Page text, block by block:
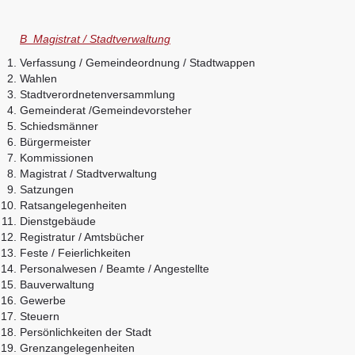
B Magistrat / Stadtverwaltung
Verfassung / Gemeindeordnung / Stadtwappen
Wahlen
Stadtverordnetenversammlung
Gemeinderat /Gemeindevorsteher
Schiedsmänner
Bürgermeister
Kommissionen
Magistrat / Stadtverwaltung
Satzungen
Ratsangelegenheiten
Dienstgebäude
Registratur / Amtsbücher
Feste / Feierlichkeiten
Personalwesen / Beamte / Angestellte
Bauverwaltung
Gewerbe
Steuern
Persönlichkeiten der Stadt
Grenzangelegenheiten